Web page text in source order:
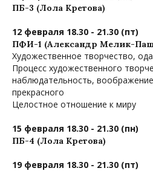
ПБ-3 (Лола Кретова)
12 февраля 18.30 - 21.30 (пт)
ПФИ-1 (Александр Мелик-
Художественное творчество,
Процесс художественного
наблюдательность,
прекрасного
Целостное отношение к миру
15 февраля 18.30 - 21.30 (пн)
ПБ-4 (Лола Кретова)
19 февраля 18.30 - 21.30 (пт)